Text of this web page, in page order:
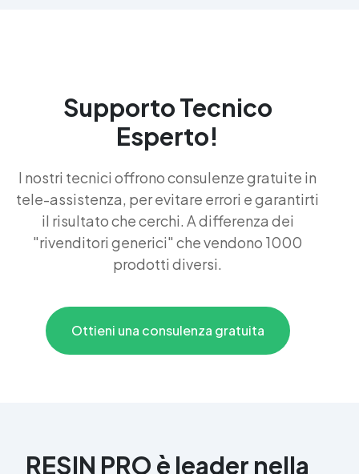
Supporto Tecnico
Esperto!
I nostri tecnici offrono consulenze gratuite in
tele-assistenza, per evitare errori e garantirti
il risultato che cerchi. A differenza dei
"rivenditori generici" che vendono 1000
prodotti diversi.
Ottieni una consulenza gratuita
RESIN PRO è leader nella